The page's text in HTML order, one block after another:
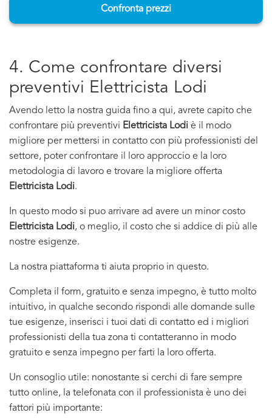
Confronta prezzi
4. Come confrontare diversi
preventivi Elettricista Lodi
Avendo letto la nostra guida fino a qui, avrete capito che
confrontare più preventivi Elettricista Lodi è il modo
migliore per mettersi in contatto con più professionisti del
settore, poter confrontare il loro approccio e la loro
metodologia di lavoro e trovare la migliore offerta
Elettricista Lodi.
In questo modo si puo arrivare ad avere un minor costo
Elettricista Lodi, o meglio, il costo che si addice di più alle
nostre esigenze.
La nostra piattaforma ti aiuta proprio in questo.
Completa il form, gratuito e senza impegno, è tutto molto
intuitivo, in qualche secondo rispondi alle domande sulle
tue esigenze, inserisci i tuoi dati di contatto ed i migliori
professionisti della tua zona ti contatteranno in modo
gratuito e senza impegno per farti la loro offerta.
Un consoglio utile: nonostante si cerchi di fare sempre
tutto online, la telefonata con il professionista è uno dei
fattori più importante: